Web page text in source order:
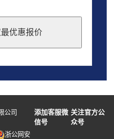
优惠报价
公司
添加客服微
信号
关注官方公
众号
浙公网安